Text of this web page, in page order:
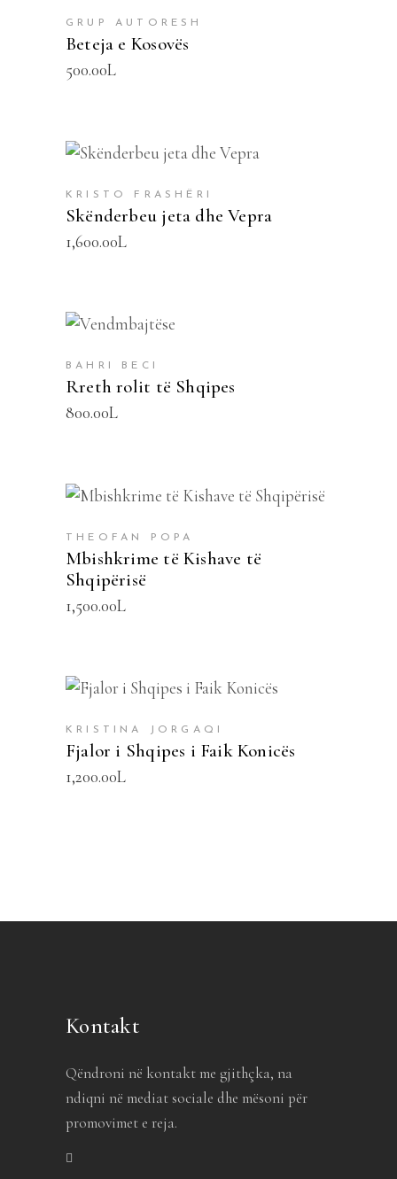
GRUP AUTORESH
Beteja e Kosovës
500.00L
SHTOJE NË SHPORTË
KRISTO FRASHËRI
Skënderbeu jeta dhe Vepra
1,600.00L
SHTOJE NË SHPORTË
BAHRI BECI
Rreth rolit të Shqipes
800.00L
SHTOJE NË SHPORTË
THEOFAN POPA
Mbishkrime të Kishave të
Shqipërisë
1,500.00L
SHTOJE NË SHPORTË
KRISTINA JORGAQI
Fjalor i Shqipes i Faik Konicës
1,200.00L
Kontakt
Qëndroni në kontakt me gjithçka, na
ndiqni në mediat sociale dhe mësoni për
promovimet e reja.